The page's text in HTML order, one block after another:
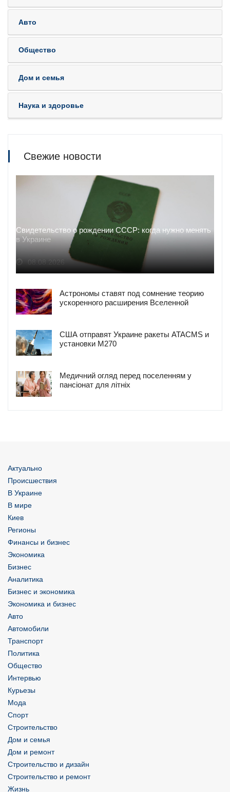
Авто
Общество
Дом и семья
Наука и здоровье
Свежие новости
Свидетельство о рождении СССР: когда нужно менять
в Украине
08.08.2026
Астрономы ставят под сомнение теорию
ускоренного расширения Вселенной
США отправят Украине ракеты ATACMS и
установки M270
Медичний огляд перед поселенням у
пансіонат для літніх
Актуально
Происшествия
В Украине
В мире
Киев
Регионы
Финансы и бизнес
Экономика
Бизнес
Аналитика
Бизнес и экономика
Экономика и бизнес
Авто
Автомобили
Транспорт
Политика
Общество
Интервью
Курьезы
Мода
Спорт
Строительство
Дом и семья
Дом и ремонт
Строительство и дизайн
Строительство и ремонт
Жизнь